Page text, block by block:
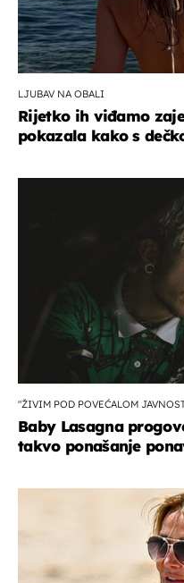
LJUBAV NA OBALI
Rijetko ih viđamo
pokazala kako s
"ŽIVIM POD POVEĆALOM
Baby Lasagna
takvo ponašanje